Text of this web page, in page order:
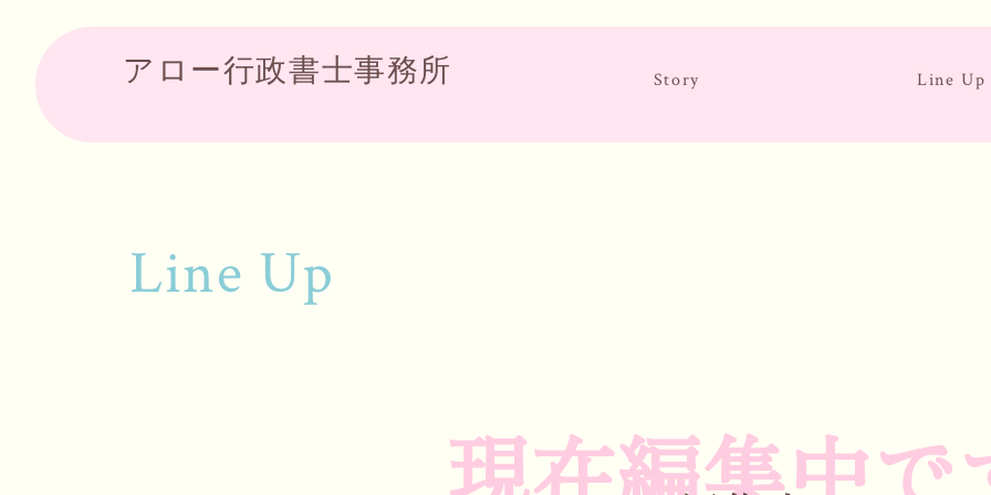
アロー行政書士事務所 Story Line Up
Line Up